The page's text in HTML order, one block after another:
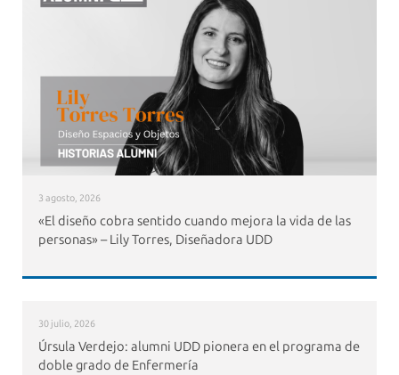
3 agosto, 2026
«El diseño cobra sentido cuando mejora la vida de las
personas» – Lily Torres, Diseñadora UDD
30 julio, 2026
Úrsula Verdejo: alumni UDD pionera en el programa de
doble grado de Enfermería